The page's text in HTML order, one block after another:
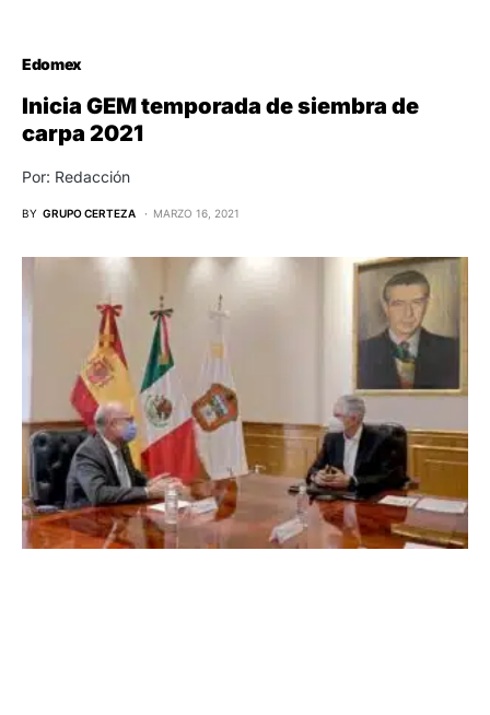
Edomex
Inicia GEM temporada de siembra de
carpa 2021
Por: Redacción
BY GRUPO CERTEZA MARZO 16, 2021